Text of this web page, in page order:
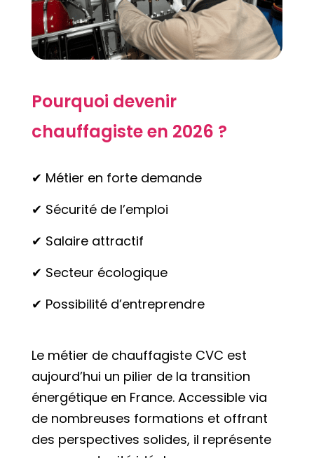
Pourquoi devenir
chauffagiste en 2026 ?
✔ Métier en forte demande
✔ Sécurité de l’emploi
✔ Salaire attractif
✔ Secteur écologique
✔ Possibilité d’entreprendre
Le métier de chauffagiste CVC est
aujourd’hui un pilier de la transition
énergétique en France. Accessible via
de nombreuses formations et offrant
des perspectives solides, il représente